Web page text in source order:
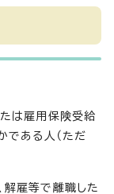
は雇用保険受給
である人（ただ
解雇等で離職した